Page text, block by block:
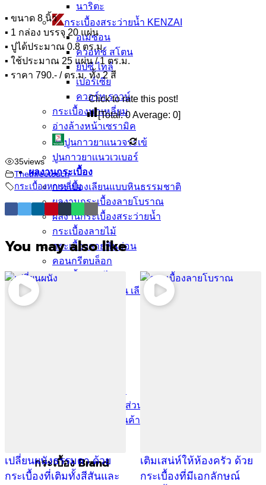
นาริตะ
กระเบื้องสระว่ายน้ำ KENZAI
อเมซอน
ควอทซ์ สโตน
ยิปซี ไทล์
เปอร์เซีย
ควอร์ท ราวน์
กระเบื้องหกเหลี่ยม
อ่างล้างหน้าเซรามิค
ปูนกาวยาเเนวจระเข้
ปูนกาวยาเเนวเวเบอร์
ผลงานกระเบื้อง
กระเบื้องเลียนแบบหินธรรมชาติ
ผลงานกระเบื้องลายโบราณ
ผลงานกระเบื้องสระว่ายนํ้า
กระเบื้องลายไม้
กระเบื้องลายหินอ่อน
คอนกรีตบล็อก
กระเบื้องเคนไซ
กระเบื้องพอร์ชเลน เลียนเเบบหินธรรมชาติ
บทความ
นโยบายความเป็นส่วนตัว
นโยบายการคืนสินค้าและคืนเงิน
กระเบื้อง Brand
▪ ขนาด 8 นิ้ว
▪ 1 กล่อง บรรจุ 20 แผ่น
▪ ปูได้ประมาณ 0.8 ตร.ม.
▪ ใช้ประมาณ 25 แผ่น / 1 ตร.ม.
▪ ราคา 790.- / ตร.ม. ทั้ง 2 สี
Click to rate this post!
[Total:0Average: 0]
35views
Thethreetouch
กระเบื้องหกเหลี่ยม
You may also like
เปลี่ยนผนังธรรมดา ด้วย
กระเบื้องที่เติมทั้งสีสันและ
เติมเสน่ห์ให้ห้องครัว ด้วย
กระเบื้องที่มีเอกลักษณ์